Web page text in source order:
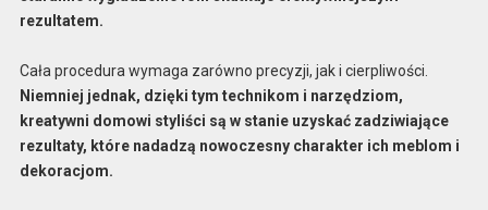
rezultatem.
Cała procedura wymaga zarówno precyzji, jak i cierpliwości.
Niemniej jednak, dzięki tym technikom i narzędziom,
kreatywni domowi styliści są w stanie uzyskać zadziwiające
rezultaty, które nadadzą nowoczesny charakter ich meblom i
dekoracjom.